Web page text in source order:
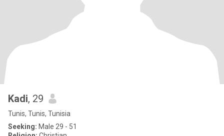
Kadi, 29
Tunis, Tunis, Tunisia
Seeking: Male 29 - 51